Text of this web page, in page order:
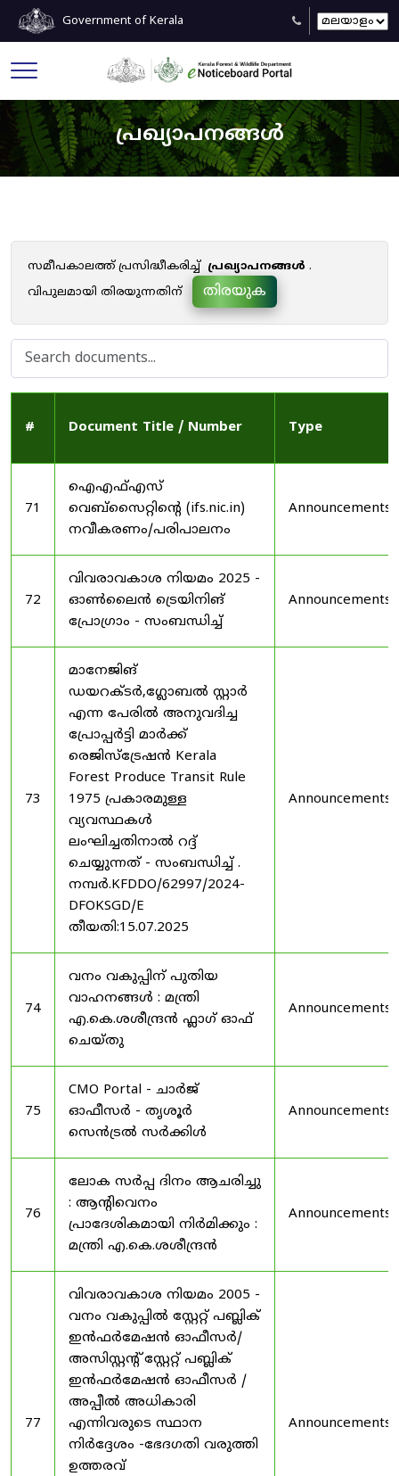
Government of Kerala
പ്രഖ്യാപനങ്ങൾ
സമീപകാലത്ത് പ്രസിദ്ധീകരിച്ച് പ്രഖ്യാപനങ്ങൾ .
വിപുലമായി തിരയുന്നതിന്
തിരയുക
# Document Title / Number Type
71
ഐഎഫ്എസ്
വെബ്‌സൈറ്റിന്റെ (ifs.nic.in)
നവീകരണം/പരിപാലനം
Announcements
72
വിവരാവകാശ നിയമം 2025 -
ഓൺലൈൻ ട്രെയിനിങ്
പ്രോഗ്രാം - സംബന്ധിച്ച്
Announcements
73
മാനേജിങ്
ഡയറക്ടർ,ഗ്ലോബൽ സ്റ്റാർ
എന്ന പേരിൽ അനുവദിച്ച
പ്രോപ്പർട്ടി മാർക്ക്
രെജിസ്ട്രേഷൻ Kerala
Forest Produce Transit Rule
1975 പ്രകാരമുള്ള
വ്യവസ്ഥകൾ
ലംഘിച്ചതിനാൽ റദ്ദ്
ചെയ്യുന്നത് - സംബന്ധിച്ച് .
നമ്പർ.KFDDO/62997/2024-
DFOKSGD/E
തീയതി:15.07.2025
Announcements
74
വനം വകുപ്പിന് പുതിയ
വാഹനങ്ങൾ : മന്ത്രി
എ.കെ.ശശീന്ദ്രൻ ഫ്ലാഗ് ഓഫ്
ചെയ്തു
Announcements
75
CMO Portal - ചാർജ്
ഓഫീസർ - തൃശൂർ
സെൻട്രൽ സർക്കിൾ
Announcements
76
ലോക സർപ്പ ദിനം ആചരിച്ചു
: ആന്റിവെനം
പ്രാദേശികമായി നിർമിക്കും :
മന്ത്രി എ.കെ.ശശീന്ദ്രൻ
Announcements
77
വിവരാവകാശ നിയമം 2005 -
വനം വകുപ്പിൽ സ്റ്റേറ്റ് പബ്ലിക്
ഇൻഫർമേഷൻ ഓഫീസർ/
അസിസ്റ്റന്റ് സ്റ്റേറ്റ് പബ്ലിക്
ഇൻഫർമേഷൻ ഓഫീസർ /
അപ്പീൽ അധികാരി
എന്നിവരുടെ സ്ഥാന
നിർദ്ദേശം -ഭേദഗതി വരുത്തി
ഉത്തരവ്
Announcements